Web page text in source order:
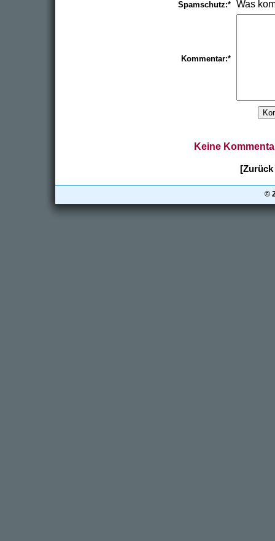
Spamschutz:* Was
Kommentar:*
Keine
©